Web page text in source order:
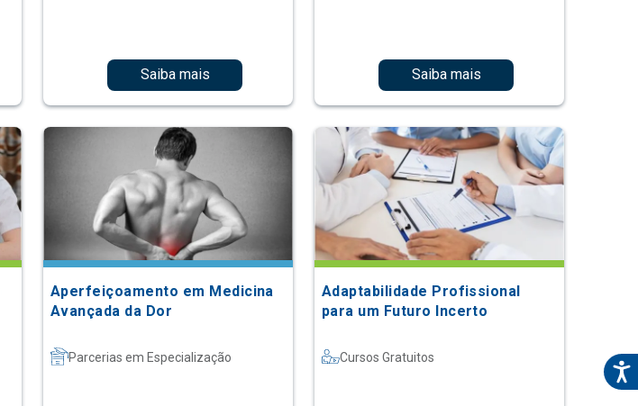
Saiba mais Saiba mais
Aperfeiçoamento em Medicina
Avançada da Dor
Parcerias em Especialização
Adaptabilidade Profissional
para um Futuro Incerto
Cursos Gratuitos